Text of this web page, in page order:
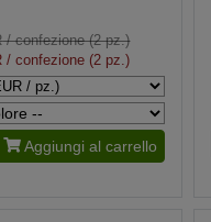
/ confezione (2 pz.)
/ confezione (2 pz.)
Aggiungi al carrello